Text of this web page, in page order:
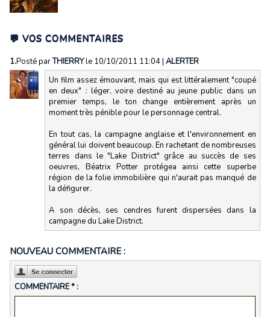
💬 VOS COMMENTAIRES
1.Posté parTHIERRYle 10/10/2011 11:04 | ALERTER
Un film assez émouvant, mais qui est littéralement "coupé
en deux" : léger, voire destiné au jeune public dans un
premier temps, le ton change entièrement après un
moment très pénible pour le personnage central.
En tout cas, la campagne anglaise et l'environnement en
général lui doivent beaucoup. En rachetant de nombreuses
terres dans le "Lake District" grâce au succès de ses
oeuvres, Béatrix Potter protégea ainsi cette superbe
région de la folie immobilière qui n'aurait pas manqué de
la défigurer.
A son décès, ses cendres furent dispersées dans la
campagne du Lake District.
NOUVEAU COMMENTAIRE :
COMMENTAIRE * :